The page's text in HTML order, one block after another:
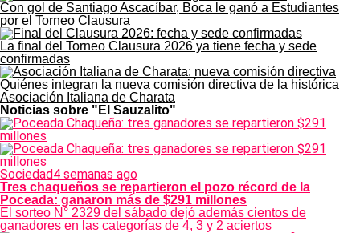
Con gol de Santiago Ascacíbar, Boca le ganó a Estudiantes
por el Torneo Clausura
La final del Torneo Clausura 2026 ya tiene fecha y sede
confirmadas
Quiénes integran la nueva comisión directiva de la histórica
Asociación Italiana de Charata
Noticias sobre "El Sauzalito"
Sociedad4 semanas ago
Tres chaqueños se repartieron el pozo récord de la
Poceada: ganaron más de $291 millones
El sorteo N° 2329 del sábado dejó además cientos de
ganadores en las categorías de 4, 3 y 2 aciertos